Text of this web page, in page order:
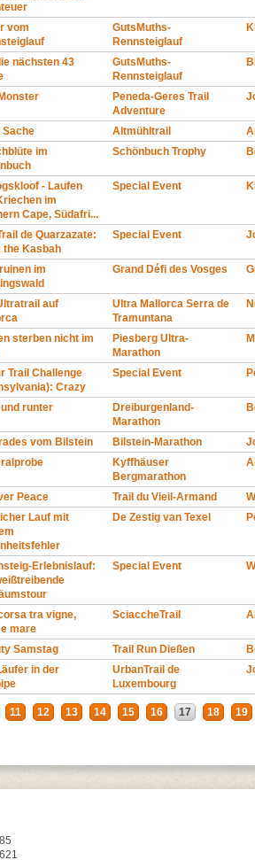
vom
GutsMuths-
Rennsteiglauf
nächsten 43
GutsMuths-
Rennsteiglauf
Peneda-Geres Trail
Adventure
Sache Altmühltrail
im
Schönbuch Trophy
- Laufen
im
Cape, Südafri...
Special Event
de Quarzazate:
the Kasbah
Special Event
im
Grand Défi des Vosges
auf
Ultra Mallorca Serra de
Tramuntana
sterben nicht im
Piesberg Ultra-
Marathon
Trail Challenge
Crazy
Special Event
und runter
Dreiburgenland-
Marathon
vom Bilstein Bilstein-Marathon
Kyffhäuser
Bergmarathon
Peace Trail du Vieil-Armand
Lauf mit
De Zestig van Texel
Erlebnislauf:
Special Event
tra vigne,
mare
SciaccheTrail
Samstag Trail Run Dießen
in der
UrbanTrail de
Luxembourg
11 12 13 14 15 16 17 18 19